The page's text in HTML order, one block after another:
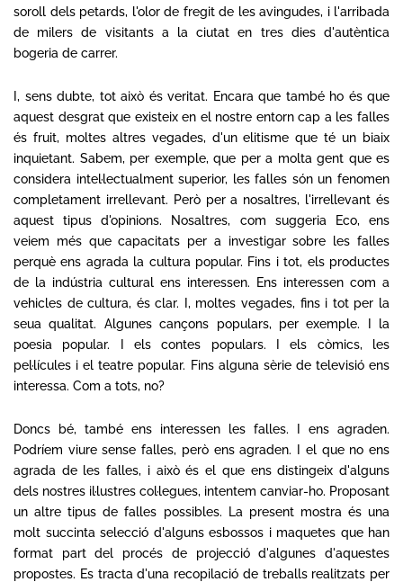
soroll dels petards, l'olor de fregit de les avingudes, i l'arribada
de milers de visitants a la ciutat en tres dies d'autèntica
bogeria de carrer.
I, sens dubte, tot això és veritat. Encara que també ho és que
aquest desgrat que existeix en el nostre entorn cap a les falles
és fruit, moltes altres vegades, d'un elitisme que té un biaix
inquietant. Sabem, per exemple, que per a molta gent que es
considera intel·lectualment superior, les falles són un fenomen
completament irrellevant. Però per a nosaltres, l'irrellevant és
aquest tipus d'opinions. Nosaltres, com suggeria Eco, ens
veiem més que capacitats per a investigar sobre les falles
perquè ens agrada la cultura popular. Fins i tot, els productes
de la indústria cultural ens interessen. Ens interessen com a
vehicles de cultura, és clar. I, moltes vegades, fins i tot per la
seua qualitat. Algunes cançons populars, per exemple. I la
poesia popular. I els contes populars. I els còmics, les
pel·lícules i el teatre popular. Fins alguna sèrie de televisió ens
interessa. Com a tots, no?
Doncs bé, també ens interessen les falles. I ens agraden.
Podríem viure sense falles, però ens agraden. I el que no ens
agrada de les falles, i això és el que ens distingeix d'alguns
dels nostres il·lustres col·legues, intentem canviar-ho. Proposant
un altre tipus de falles possibles. La present mostra és una
molt succinta selecció d'alguns esbossos i maquetes que han
format part del procés de projecció d'algunes d'aquestes
propostes. Es tracta d'una recopilació de treballs realitzats per